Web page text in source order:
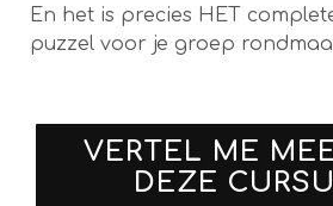
En het is precies HET
puzzel voor je groep
VERTEL ME
DEZE